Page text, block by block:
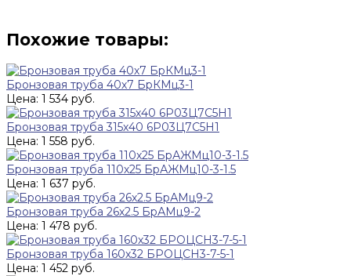
Похожие товары:
Бронзовая труба 40х7 БрКМц3-1
Цена: 1 534 руб.
Бронзовая труба 315х40 6Р03Ц7С5Н1
Цена: 1 558 руб.
Бронзовая труба 110х25 БрАЖМц10-3-1.5
Цена: 1 637 руб.
Бронзовая труба 26х2.5 БрАМц9-2
Цена: 1 478 руб.
Бронзовая труба 160х32 БРОЦСН3-7-5-1
Цена: 1 452 руб.